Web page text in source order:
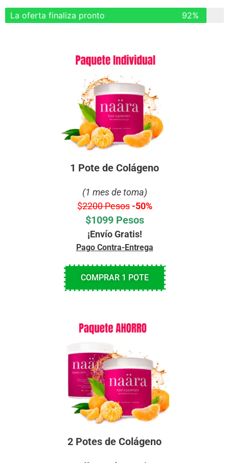
La oferta finaliza pronto 92%
1 Pote de Colágeno
(1 mes de toma)
$2200 Pesos -50%
$1099 Pesos
¡Envío Gratis!
Pago Contra-Entrega
COMPRAR 1 POTE
2 Potes de Colágeno